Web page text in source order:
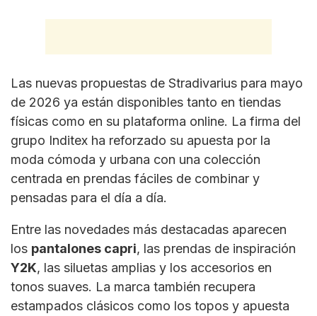
Las nuevas propuestas de Stradivarius para mayo
de 2026 ya están disponibles tanto en tiendas
físicas como en su plataforma online. La firma del
grupo Inditex ha reforzado su apuesta por la
moda cómoda y urbana con una colección
centrada en prendas fáciles de combinar y
pensadas para el día a día.
Entre las novedades más destacadas aparecen
los pantalones capri, las prendas de inspiración
Y2K, las siluetas amplias y los accesorios en
tonos suaves. La marca también recupera
estampados clásicos como los topos y apuesta